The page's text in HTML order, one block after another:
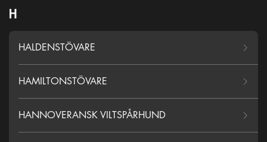
H
HALDENSTÖVARE
HAMILTONSTÖVARE
HANNOVERANSK VILTSPÅRHUND